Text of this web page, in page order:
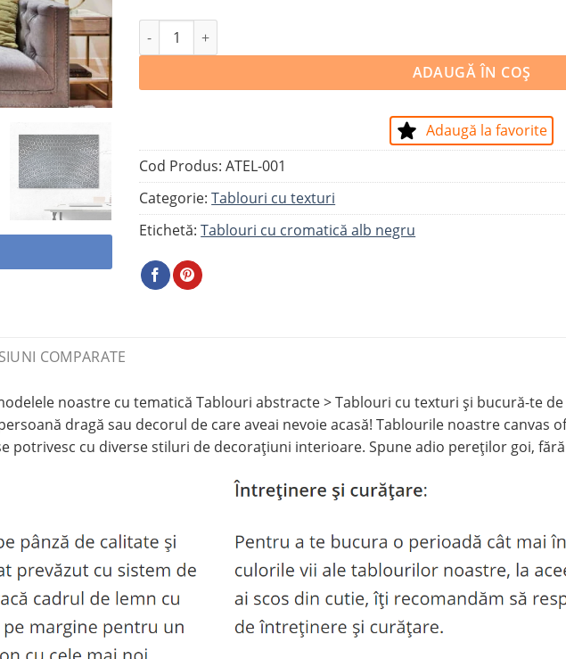
Cantitate Tablou FAGURE DIN LINII ȘI PUNCTE
ADAUGĂ ÎN COȘ
Adaugă la favorite
Cod Produs:ATEL-001
Categorie:Tablouri cu texturi
Etichetă:Tablouri cu cromatică alb negru
COMPARATE
noastre cu tematică Tablouri abstracte > Tablouri cu texturi și bucură-te
dragă sau decorul de care aveai nevoie acasă! Tablourile noastre canvas
potrivesc cu diverse stiluri de decorațiuni interioare. Spune adio pereților goi,